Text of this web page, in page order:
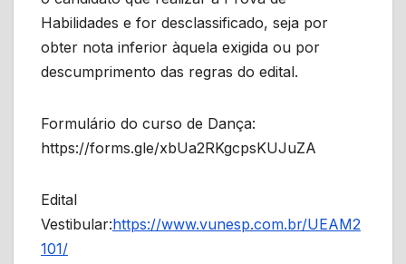
Habilidades e for desclassificado, seja por
obter nota inferior àquela exigida ou por
descumprimento das regras do edital.
Formulário do curso de Dança:
https://forms.gle/xbUa2RKgcpsKUJuZA
Edital
Vestibular:https://www.vunesp.com.br/UEAM2
101/